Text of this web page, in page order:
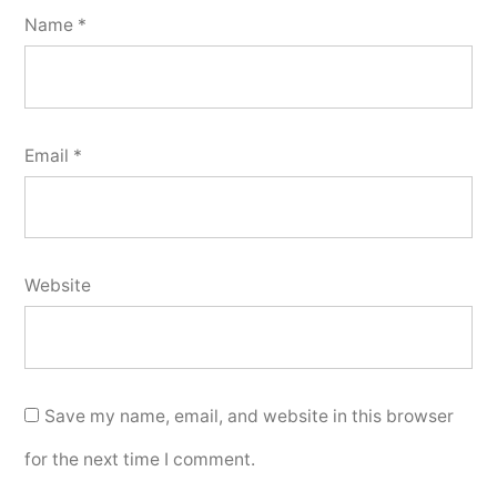
Name *
Email *
Website
Save my name, email, and website in this browser
for the next time I comment.